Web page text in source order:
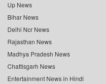
Up News
Bihar News
Delhi Ncr News
Rajasthan News
Madhya Pradesh News
Chattisgarh News
Entertainment News in Hindi